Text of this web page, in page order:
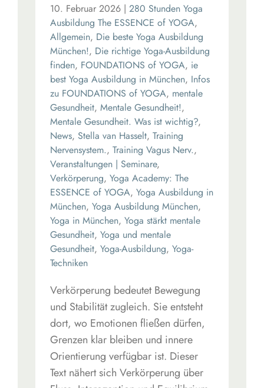
10. Februar 2026 | 280 Stunden Yoga
Ausbildung The ESSENCE of YOGA,
Allgemein, Die beste Yoga Ausbildung
München!, Die richtige Yoga-Ausbildung
finden, FOUNDATIONS of YOGA, ie
best Yoga Ausbildung in München, Infos
zu FOUNDATIONS of YOGA, mentale
Gesundheit, Mentale Gesundheit!,
Mentale Gesundheit. Was ist wichtig?,
News, Stella van Hasselt, Training
Nervensystem., Training Vagus Nerv.,
Veranstaltungen | Seminare,
Verkörperung, Yoga Academy: The
ESSENCE of YOGA, Yoga Ausbildung in
München, Yoga Ausbildung München,
Yoga in München, Yoga stärkt mentale
Gesundheit, Yoga und mentale
Gesundheit, Yoga-Ausbildung, Yoga-
Techniken
Verkörperung bedeutet Bewegung
und Stabilität zugleich. Sie entsteht
dort, wo Emotionen fließen dürfen,
Grenzen klar bleiben und innere
Orientierung verfügbar ist. Dieser
Text nähert sich Verkörperung über